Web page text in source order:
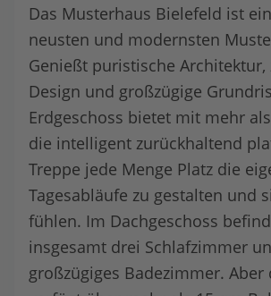
Das Musterhaus Bielefeld ist
neusten und modernsten
Genießt puristische Architektur,
Design und großzügige
Erdgeschoss bietet mit mehr
die intelligent zurückhaltend
Treppe jede Menge Platz die
Tagesabläufe zu gestalten und
fühlen. Im Dachgeschoss
insgesamt drei Schlafzimmer
großzügiges Badezimmer. Aber